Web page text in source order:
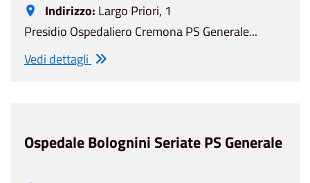
Indirizzo: Largo Priori, 1
Presidio Ospedaliero Cremona PS Generale...
Vedi dettagli
Ospedale Bolognini Seriate PS Generale